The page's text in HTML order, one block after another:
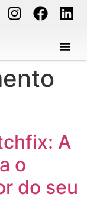
A
o
do seu